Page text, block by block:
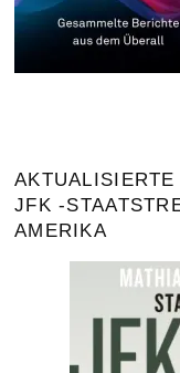
JFK -
AMERIKA